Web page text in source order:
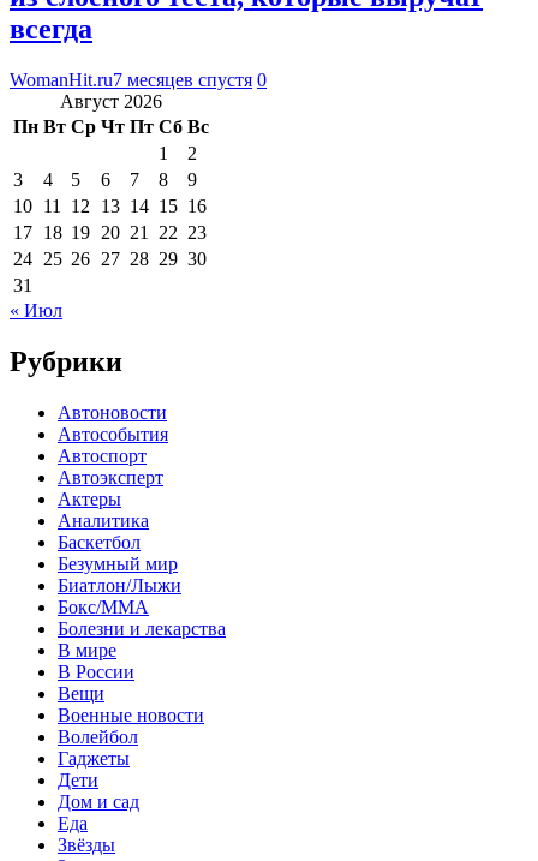
всегда
WomanHit.ru7 месяцев спустя 0
Август 2026
Пн Вт Ср Чт Пт Сб Вс
1
2
3
4 5 6 7 8
9
10 11 12 13 14 15 16
17 18 19 20 21 22 23
24 25 26 27 28 29 30
31
« Июл
Рубрики
Автоновости
Автособытия
Автоспорт
Автоэксперт
Актеры
Аналитика
Баскетбол
Безумный мир
Биатлон/Лыжи
Бокс/MMA
Болезни и лекарства
В мире
В России
Вещи
Военные новости
Волейбол
Гаджеты
Дети
Дом и сад
Еда
Звёзды